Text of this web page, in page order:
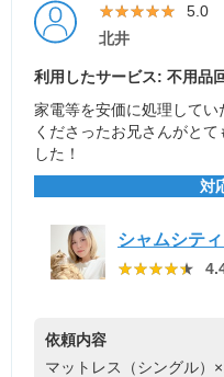
★★★★★
★★★★★ 5.0
北井
利用したサービス: 不用品
家電等を安価に処理して
くださったお兄さんがと
した！
対
シャムシテ
★★★★★
★★★★★
依頼内容
マットレス（シングル）